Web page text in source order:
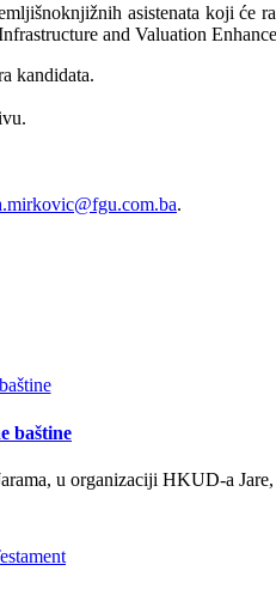
asistenata koji će
and Valuation
kandidata.
.
baštine
u organizaciji HKUD-a